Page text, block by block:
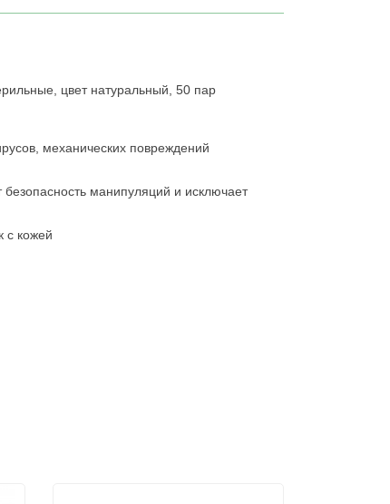
цвет натуральный, 50 пар
механических повреждений
безопасность манипуляций и исключает
с кожей